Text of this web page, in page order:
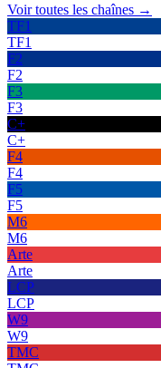
Voir toutes les chaînes →
TF1
TF1
F2
F2
F3
F3
C+
C+
F4
F4
F5
F5
M6
M6
Arte
Arte
LCP
LCP
W9
W9
TMC